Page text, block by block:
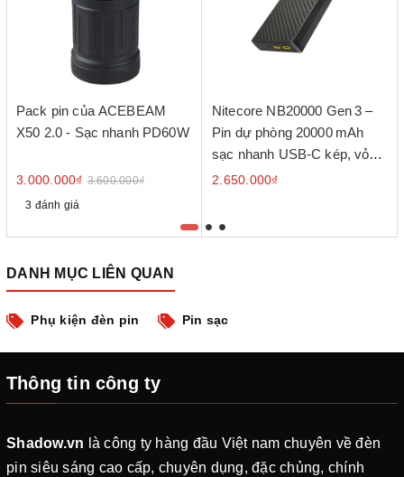
Pack pin của ACEBEAM
X50 2.0 - Sạc nhanh PD60W
3.000.000₫ 3.600.000₫
3 đánh giá
Nitecore NB20000 Gen 3 –
Pin dự phòng 20000 mAh
sạc nhanh USB‑C kép, vỏ
sợi carbon
2.650.000₫
DANH MỤC LIÊN QUAN
Phụ kiện đèn pin Pin sạc
Thông tin công ty
Shadow.vn là công ty hàng đầu Việt nam chuyên về đèn
pin siêu sáng cao cấp, chuyên dụng, đặc chủng, chính